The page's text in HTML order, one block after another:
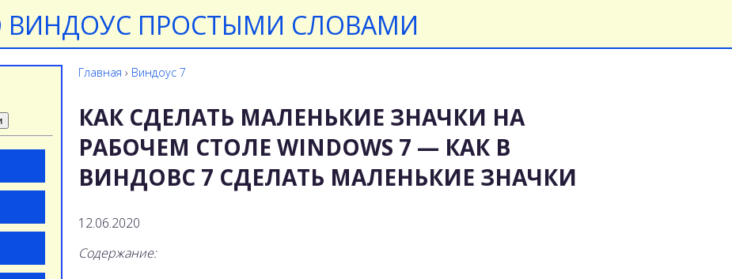
ВИНДОУС ПРОСТЫМИ СЛОВАМИ
Главная › Виндоус 7
КАК СДЕЛАТЬ МАЛЕНЬКИЕ ЗНАЧКИ НА
РАБОЧЕМ СТОЛЕ WINDOWS 7 — КАК В
ВИНДОВС 7 СДЕЛАТЬ МАЛЕНЬКИЕ ЗНАЧКИ
12.06.2020
Содержание: